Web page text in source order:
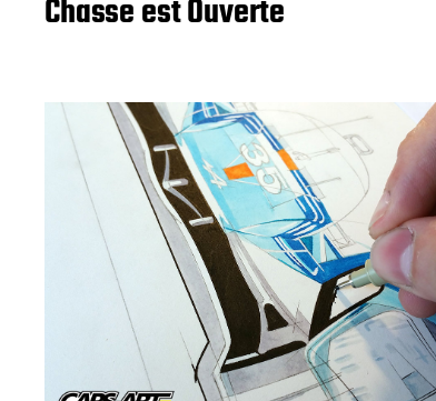
Chasse est Ouverte